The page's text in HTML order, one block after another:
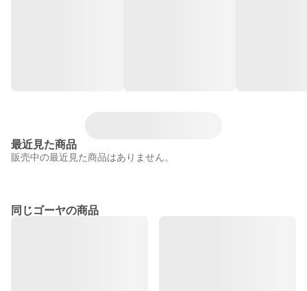
最近見た商品
販売中の最近見た商品はありません。
同じゴーヤの商品